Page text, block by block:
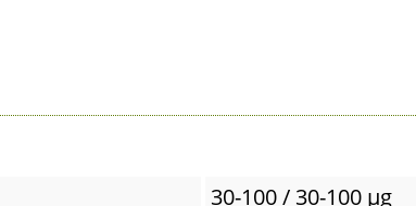
30-100 / 30-100 µg